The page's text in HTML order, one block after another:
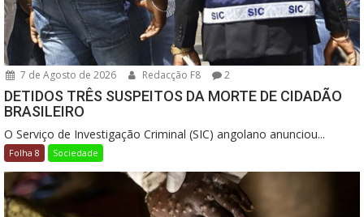
7 de Agosto de 2026 Redacção F8 2
DETIDOS TRÊS SUSPEITOS DA MORTE DE CIDADÃO
BRASILEIRO
O Serviço de Investigação Criminal (SIC) angolano anunciou...
Folha 8 Sociedade